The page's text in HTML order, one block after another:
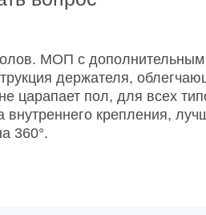
МОП с дополнительным
держателя,
царапает пол, для всех
внутреннего крепления,
360°.